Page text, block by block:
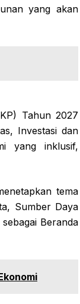
yang akan
Tahun 2027
Investasi dan
yang inklusif,
tema
Sumber Daya
Beranda